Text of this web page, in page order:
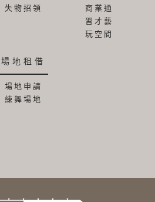
失物招領
商業通
習才藝
玩空間
場地租借
場地申請
練舞場地